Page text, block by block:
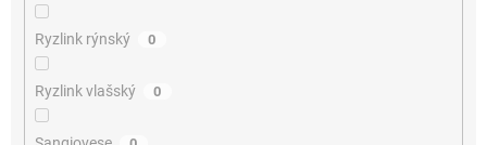
Ryzlink rýnský 0
Ryzlink vlašský 0